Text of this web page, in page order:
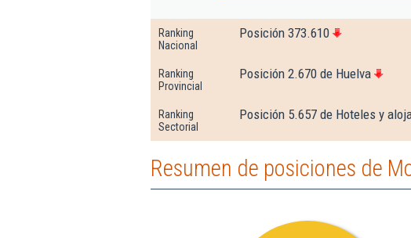
Ranking
Nacional
Posición 373.610
Ranking
Provincial
Posición 2.670 de Huelva
Ranking
Sectorial
Posición 5.657 de Hoteles y
Resumen de posiciones de